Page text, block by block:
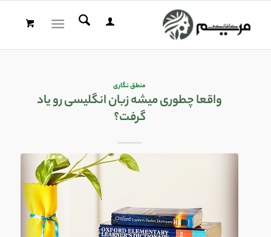
منطق نگاری
واقعا چطوری میشه زبان انگلیسی رو یاد
گرفت؟